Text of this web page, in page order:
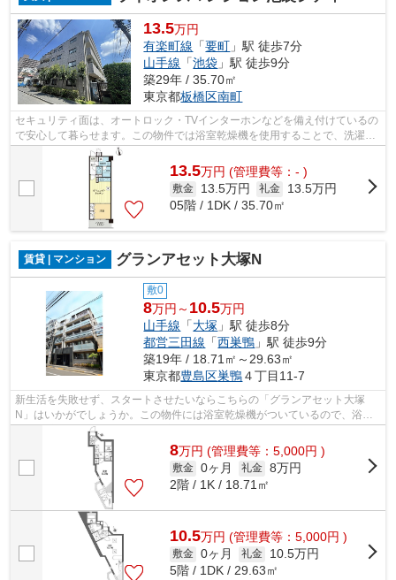
13.5万円
有楽町線 「要町 」駅 徒歩7分
山手線 「池袋 」駅 徒歩9分
築29年 / 35.70㎡
東京都板橋区南町
セキュリティ面は、オートロック・TVインターホンなどを備え付けているの
で安心して暮らせます。この物件では浴室乾燥機を使用することで、洗濯物
の部屋干しによってお部屋にダニやカ...
13.5万円 (管理費等：- )
敷金 13.5万円 礼金
13.5万円
05階 / 1DK / 35.70㎡
賃貸 | マンション グランアセット大塚N
敷0
8万円～ 10.5万円
山手線 「大塚 」駅 徒歩8分
都営三田線 「西巣鴨 」駅 徒歩9分
築19年 / 18.71㎡～29.63㎡
東京都豊島区巣鴨４丁目11-7
新生活を失敗せず、スタートさせたいならこちらの「グランアセット大塚
N」はいかがでしょうか。この物件には浴室乾燥機がついているので、浴室
内の温度を自由に調節でき、快適なバスタ...
8万円 (管理費等：5,000円 )
敷金 0ヶ月 礼金 8万円
2階 / 1K / 18.71㎡
10.5万円 (管理費等：5,000円 )
敷金 0ヶ月 礼金
10.5万円
5階 / 1DK / 29.63㎡